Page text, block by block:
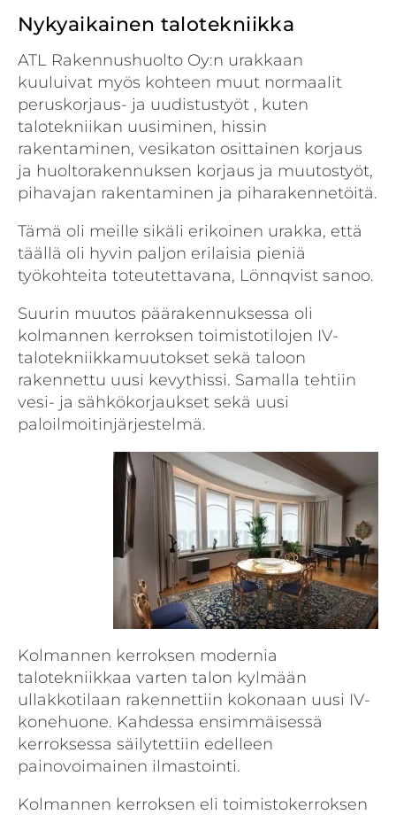
Nykyaikainen talotekniikka
ATL Rakennushuolto Oy:n urakkaan
kuuluivat myös kohteen muut normaalit
peruskorjaus- ja uudistustyöt , kuten
talotekniikan uusiminen, hissin
rakentaminen, vesikaton osittainen korjaus
ja huoltorakennuksen korjaus ja muutostyöt,
pihavajan rakentaminen ja piharakennetöitä.
Tämä oli meille sikäli erikoinen urakka, että
täällä oli hyvin paljon erilaisia pieniä
työkohteita toteutettavana, Lönnqvist sanoo.
Suurin muutos päärakennuksessa oli
kolmannen kerroksen toimistotilojen IV-
talotekniikkamuutokset sekä taloon
rakennettu uusi kevythissi. Samalla tehtiin
vesi- ja sähkökorjaukset sekä uusi
paloilmoitinjärjestelmä.
Kolmannen kerroksen modernia
talotekniikkaa varten talon kylmään
ullakkotilaan rakennettiin kokonaan uusi IV-
konehuone. Kahdessa ensimmäisessä
kerroksessa säilytettiin edelleen
painovoimainen ilmastointi.
Kolmannen kerroksen eli toimistokerroksen